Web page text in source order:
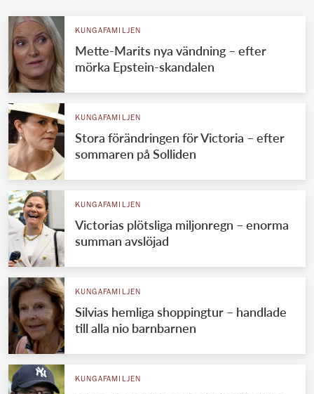
KUNGAFAMILJEN
Mette-Marits nya vändning – efter
mörka Epstein-skandalen
KUNGAFAMILJEN
Stora förändringen för Victoria – efter
sommaren på Solliden
KUNGAFAMILJEN
Victorias plötsliga miljonregn – enorma
summan avslöjad
KUNGAFAMILJEN
Silvias hemliga shoppingtur – handlade
till alla nio barnbarnen
KUNGAFAMILJEN